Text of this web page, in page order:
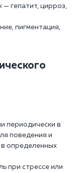
гепатит, цирроз,
пигментация,
периодически в
поведения и
определенных
при стрессе или